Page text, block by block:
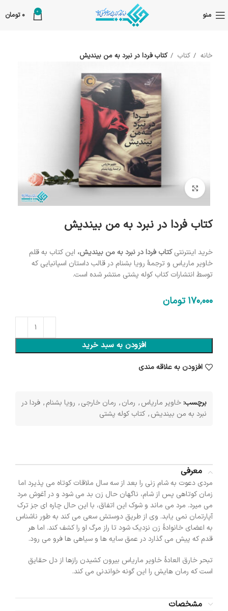
منو 0
0 تومان
خانه کتاب کتاب فردا در نبرد به من بیندیش
بزرگنمایی تصویر
کتاب فردا در نبرد به من بیندیش
خرید اینترنتیکتاب فردا در نبرد به من بیندیش، این کتاب به قلم
خاویر ماریاس و ترجمۀ رویا بشنام در قالب داستان اسپانیایی که
توسط انتشارات کتاب کوله پشتی منتشر شده است.
170٬000 تومان
افزودن به سبد خرید
افزودن به علاقه مندی
برچسب:خاویر ماریاس, رمان, رمان خارجی, رویا بشنام, فردا در
نبرد به من بیندیش, کتاب کوله پشتی
معرفی
مردی دعوت به شام زنی را بعد از سه سال ملاقات کوتاه می پذیرد اما
زمان کوتاهی پس از شام، ناگهان حال زن بد می شود و در آغوش مرد
می میرد. مرد می ماند و شوک این اتفاق، با این حال چاره ای جز ترک
آپارتمان نمی یابد. وی از طریق دوستش سعی می کند به طور ناشناس
به اعضای خانوادۀ زن نزدیک شود تا راز مرگ او را کشف کند. اما هر
قدم که پیش می گذارد در عمق سایه ها و سیاهی ها فرو می رود.
تبحر خارق العادۀ خاویر ماریاس بیرون کشیدن رازها از دل حقایق
است که رمان هایش را این گونه خواندنی می کند.
مشخصات